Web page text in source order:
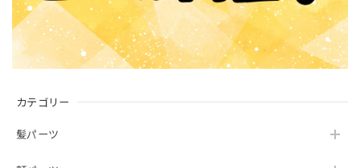
カテゴリー
髪パーツ